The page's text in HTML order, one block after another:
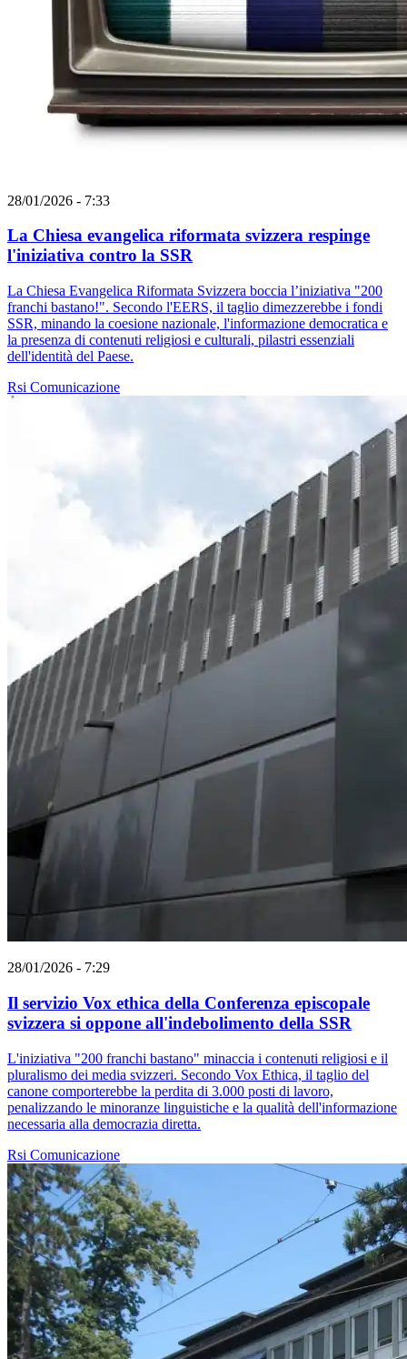
28/01/2026 - 7:33
La Chiesa evangelica riformata svizzera respinge
l'iniziativa contro la SSR
La Chiesa Evangelica Riformata Svizzera boccia l’iniziativa "200
franchi bastano!". Secondo l'EERS, il taglio dimezzerebbe i fondi
SSR, minando la coesione nazionale, l'informazione democratica e
la presenza di contenuti religiosi e culturali, pilastri essenziali
dell'identità del Paese.
Rsi Comunicazione
28/01/2026 - 7:29
Il servizio Vox ethica della Conferenza episcopale
svizzera si oppone all'indebolimento della SSR
L'iniziativa "200 franchi bastano" minaccia i contenuti religiosi e il
pluralismo dei media svizzeri. Secondo Vox Ethica, il taglio del
canone comporterebbe la perdita di 3.000 posti di lavoro,
penalizzando le minoranze linguistiche e la qualità dell'informazione
necessaria alla democrazia diretta.
Rsi Comunicazione